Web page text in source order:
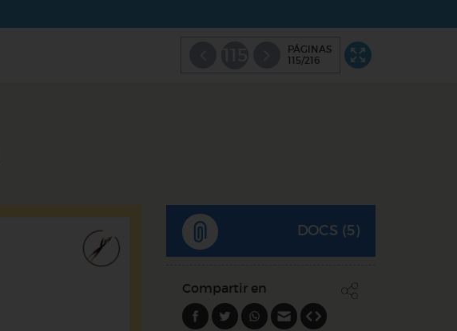
PÁGINAS
115/216
DOCS (5)
Compartir en